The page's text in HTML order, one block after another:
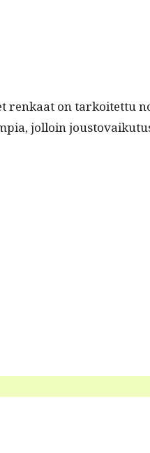
renkaat on tarkoitet­tu
jol­loin